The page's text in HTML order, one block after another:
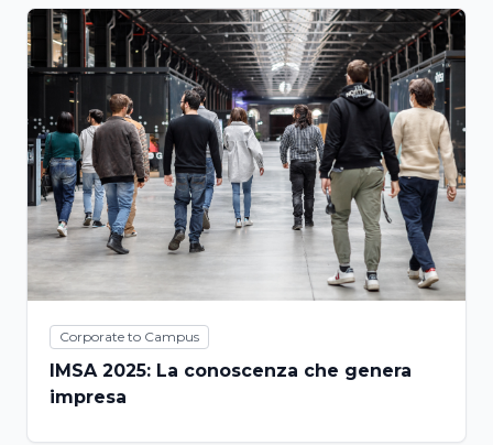
Corporate to Campus
IMSA 2025: La conoscenza che genera
impresa